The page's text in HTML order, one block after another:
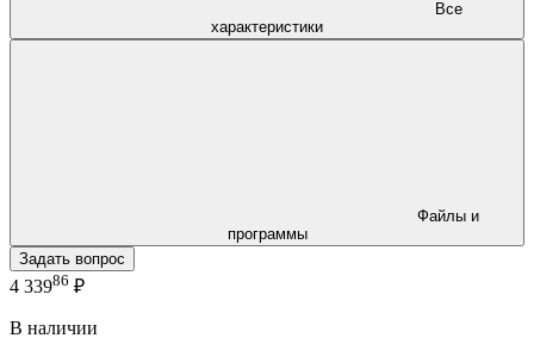
характеристики
программы
Задать вопрос
4 33986 ₽
В наличии